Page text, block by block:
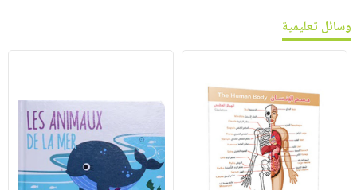
وسائل تعليمية